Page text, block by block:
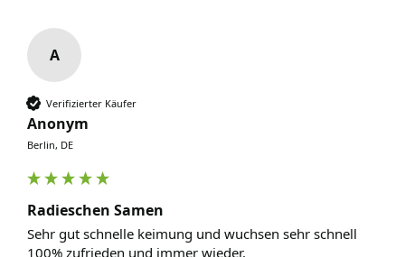
A
Verifizierter Käufer
Anonym
Berlin, DE
Radieschen Samen
Sehr gut schnelle keimung und wuchsen sehr schnell
100% zufrieden und immer wieder.